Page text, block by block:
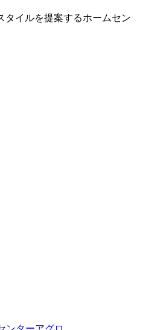
タイルを提案するホームセン